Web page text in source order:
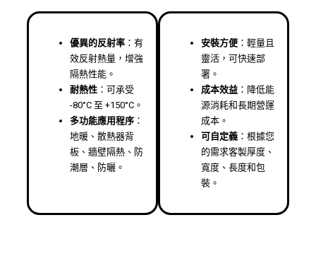
優異的反射率 ：有
效反射熱量，增強
隔熱性能。
耐熱性 ：可承受
-80°C 至 +150°C。
多功能應用程序 ：
地暖、散熱器背
板、牆壁隔熱、防
潮層、防曬。
安裝方便 ：輕量且
靈活，可快速部
署。
成本效益 ：降低能
源消耗和長期營運
成本。
可自定義 ：根據您
的需求客製厚度、
寬度、長度和包
裝。